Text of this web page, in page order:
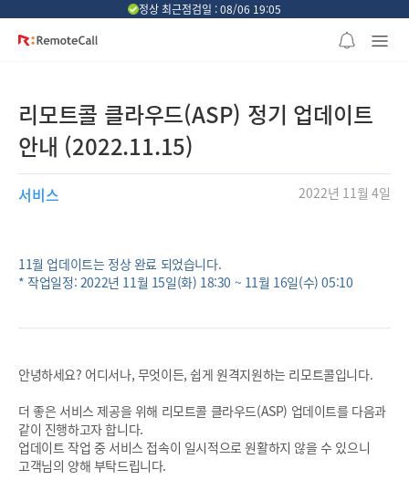
정상 최근점검일 : 08/06 19:05
리모트콜 클라우드(ASP) 정기 업데이트
안내 (2022.11.15)
서비스 2022년 11월 4일
11월 업데이트는 정상 완료 되었습니다.
* 작업일정: 2022년 11월 15일(화) 18:30 ~ 11월 16일(수) 05:10
안녕하세요? 어디서나, 무엇이든, 쉽게 원격지원하는 리모트콜입니다.
더 좋은 서비스 제공을 위해 리모트콜 클라우드(ASP) 업데이트를 다음과
같이 진행하고자 합니다.
업데이트 작업 중 서비스 접속이 일시적으로 원활하지 않을 수 있으니
고객님의 양해 부탁드립니다.